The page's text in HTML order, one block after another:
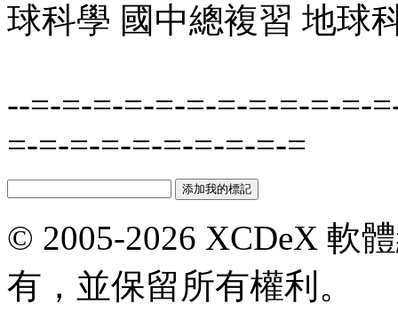
球科學 國中總複習 地球
--=-=-=-=-=-=-=-=-=-=-=-
=-=-=-=-=-=-=-=-=-=
© 2005-2026 XCDeX 軟
有，並保留所有權利。